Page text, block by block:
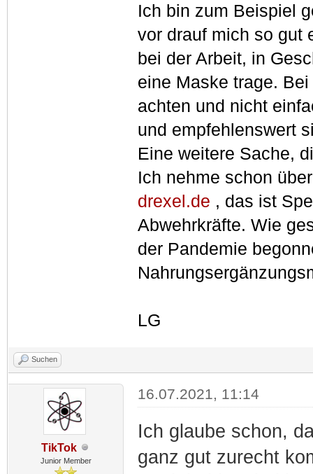
Ich bin zum Beispiel
vor drauf mich so gut
bei der Arbeit, in
eine Maske trage.
achten und nicht
und empfehlenswert
Eine weitere Sache,
Ich nehme schon
drexel.de , das ist
Abwehrkräfte. Wie
der Pandemie
LG
Suchen
TikTok
Junior Member
16.07.2021, 11:14
Ich glaube schon,
ganz gut zurecht